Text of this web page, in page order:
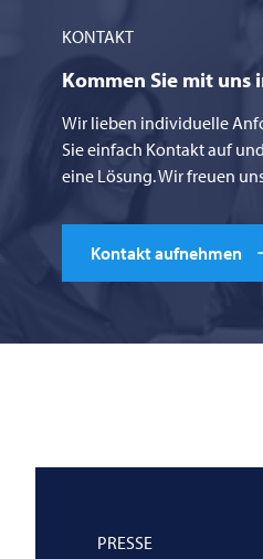
KONTAKT
Kommen Sie mit uns
Wir lieben individuelle
Sie einfach Kontakt auf
eine Lösung. Wir freuen
Kontakt aufnehmen
PRESSE